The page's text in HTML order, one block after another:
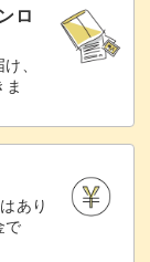
ロ
、
あり
で